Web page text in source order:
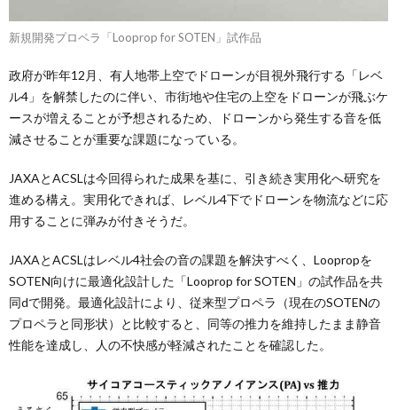
新規開発プロペラ「Looprop for SOTEN」試作品
政府が昨年12月、有人地帯上空でドローンが目視外飛行する「レベ
ル4」を解禁したのに伴い、市街地や住宅の上空をドローンが飛ぶケ
ースが増えることが予想されるため、ドローンから発生する音を低
減させることが重要な課題になっている。
JAXAとACSLは今回得られた成果を基に、引き続き実用化へ研究を
進める構え。実用化できれば、レベル4下でドローンを物流などに応
用することに弾みが付きそうだ。
JAXAとACSLはレベル4社会の音の課題を解決すべく、Loopropを
SOTEN向けに最適化設計した「Looprop for SOTEN」の試作品を共
同dで開発。最適化設計により、従来型プロペラ（現在のSOTENの
プロペラと同形状）と比較すると、同等の推力を維持したまま静音
性能を達成し、人の不快感が軽減されたことを確認した。